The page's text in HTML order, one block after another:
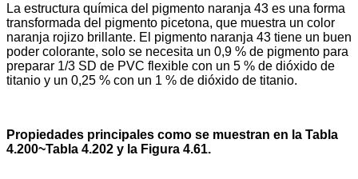
La estructura química del pigmento naranja 43 es una forma
transformada del pigmento picetona, que muestra un color
naranja rojizo brillante. El pigmento naranja 43 tiene un buen
poder colorante, solo se necesita un 0,9 % de pigmento para
preparar 1/3 SD de PVC flexible con un 5 % de dióxido de
titanio y un 0,25 % con un 1 % de dióxido de titanio.
Propiedades principales como se muestran en la Tabla
4.200~Tabla 4.202 y la Figura 4.61.